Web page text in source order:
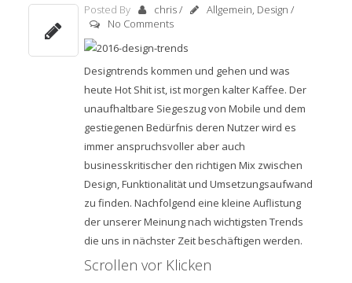
Posted By chris/ Allgemein, Design /
No Comments
Designtrends kommen und gehen und was
heute Hot Shit ist, ist morgen kalter Kaffee. Der
unaufhaltbare Siegeszug von Mobile und dem
gestiegenen Bedürfnis deren Nutzer wird es
immer anspruchsvoller aber auch
businesskritischer den richtigen Mix zwischen
Design, Funktionalität und Umsetzungsaufwand
zu finden. Nachfolgend eine kleine Auflistung
der unserer Meinung nach wichtigsten Trends
die uns in nächster Zeit beschäftigen werden.
Scrollen vor Klicken